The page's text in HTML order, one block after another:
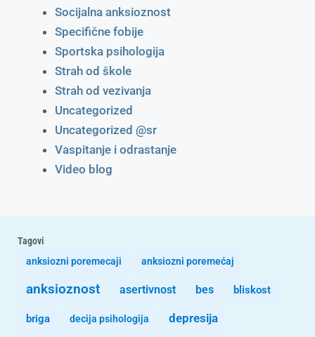
Socijalna anksioznost
Specifične fobije
Sportska psihologija
Strah od škole
Strah od vezivanja
Uncategorized
Uncategorized @sr
Vaspitanje i odrastanje
Video blog
Tagovi
anksiozni poremecaji
anksiozni poremećaj
anksioznost asertivnost bes bliskost
briga decija psihologija depresija